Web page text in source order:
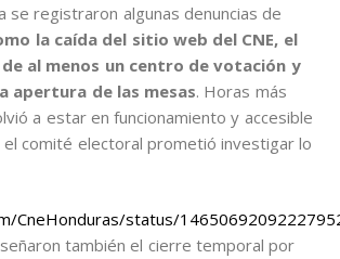
se registraron algunas denuncias de
la caída del sitio web del CNE, el
al menos un centro de votación y
apertura de las mesas. Horas más
a estar en funcionamiento y accesible
el comité electoral prometió investigar lo
CneHonduras/status/
también el cierre temporal por